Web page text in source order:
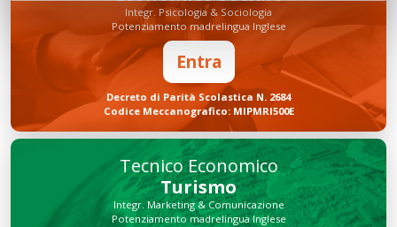
Integr. Psicologia & Sociologia
Potenziamento madrelingua Inglese
Entra
Decreto di Parità Scolastica N. 2684
Codice Meccanografico: MIPMRI500E
Tecnico Economico
Turismo
Integr. Marketing & Comunicazione
Potenziamento madrelingua Inglese